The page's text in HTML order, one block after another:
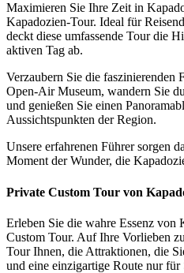
Maximieren Sie Ihre Zeit in
Kapadozien-Tour. Ideal für
deckt diese umfassende Tour die
aktiven Tag ab.
Verzaubern Sie die faszinierenden
Open-Air Museum, wandern Sie
und genießen Sie einen
Aussichtspunkten der Region.
Unsere erfahrenen Führer sorgen
Moment der Wunder, die
Private Custom Tour von
Erleben Sie die wahre Essenz von
Custom Tour. Auf Ihre Vorlieben
Tour Ihnen, die Attraktionen, die
und eine einzigartige Route nur für